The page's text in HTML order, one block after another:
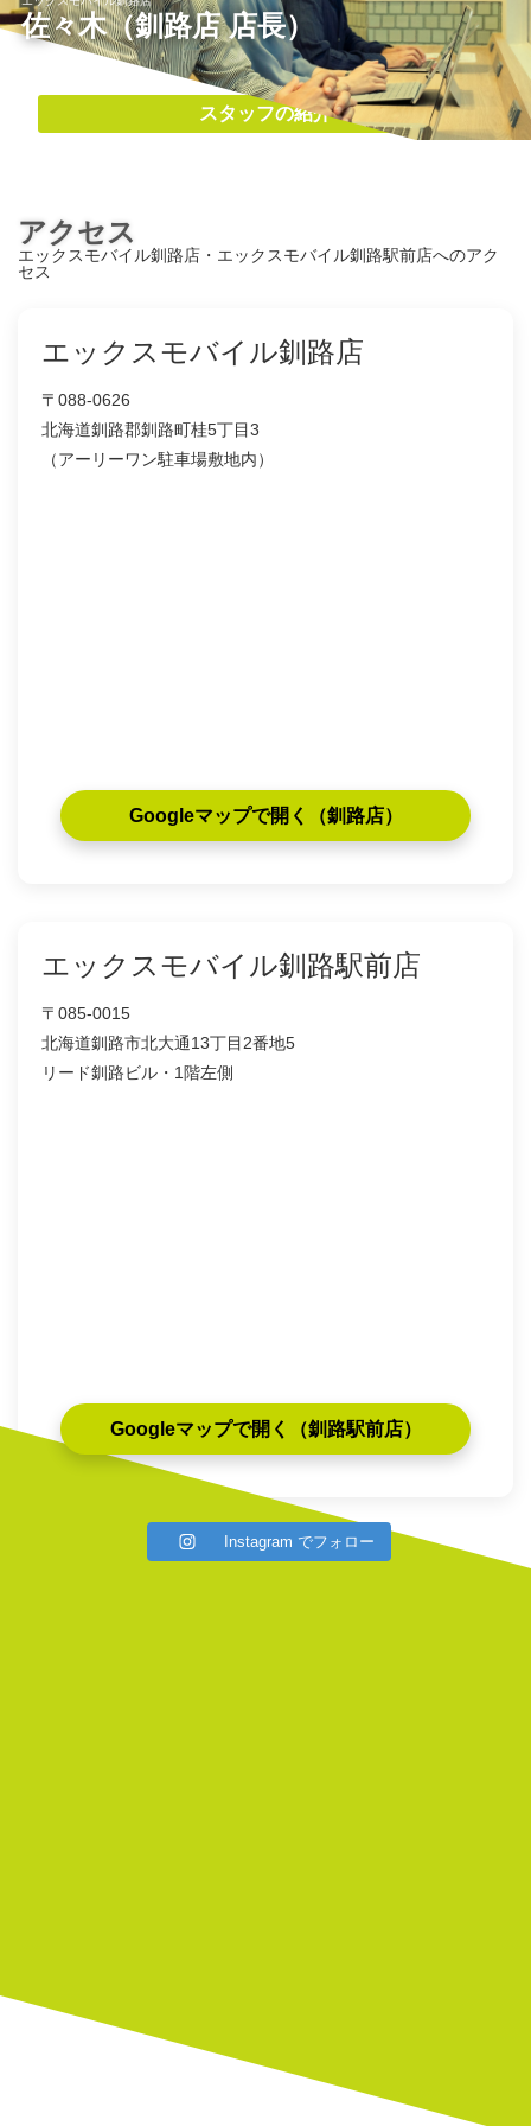
佐々木（釧路店 店長）
スタッフの紹介
アクセス
エックスモバイル釧路店・エックスモバイル釧路駅前店へのアク
セス
エックスモバイル釧路店
〒088-0626
北海道釧路郡釧路町桂5丁目3
（アーリーワン駐車場敷地内）
Googleマップで開く（釧路店）
エックスモバイル釧路駅前店
〒085-0015
北海道釧路市北大通13丁目2番地5
リード釧路ビル・1階左側
Googleマップで開く（釧路駅前店）
Instagram でフォロー